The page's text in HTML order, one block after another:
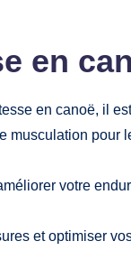
en
en canoë, il
pour
votre
et optimiser